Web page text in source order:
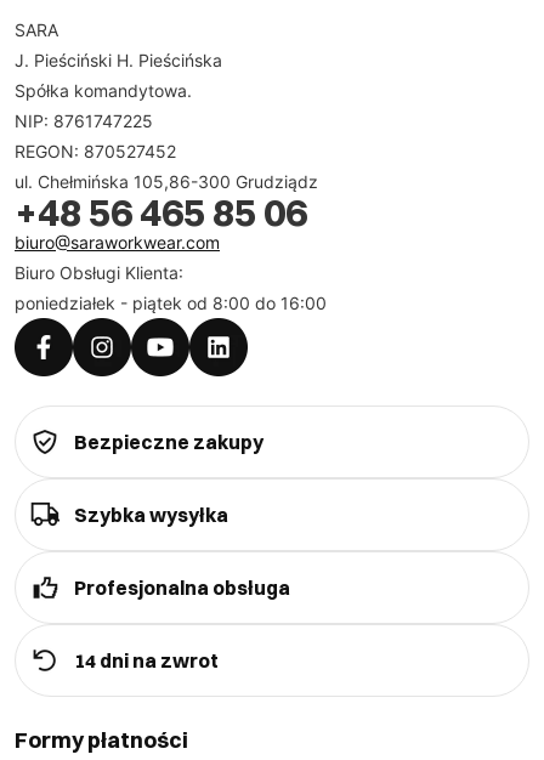
SARA
J. Pieściński H. Pieścińska
Spółka komandytowa.
NIP: 8761747225
REGON: 870527452
ul. Chełmińska 105,86-300 Grudziądz
+48 56 465 85 06
biuro@saraworkwear.com
Biuro Obsługi Klienta:
poniedziałek - piątek od 8:00 do 16:00
Bezpieczne zakupy
Szybka wysyłka
Profesjonalna obsługa
14 dni na zwrot
Formy płatności